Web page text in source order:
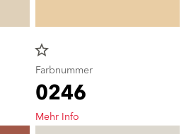
star_border
Farbnummer
0246
Mehr Info